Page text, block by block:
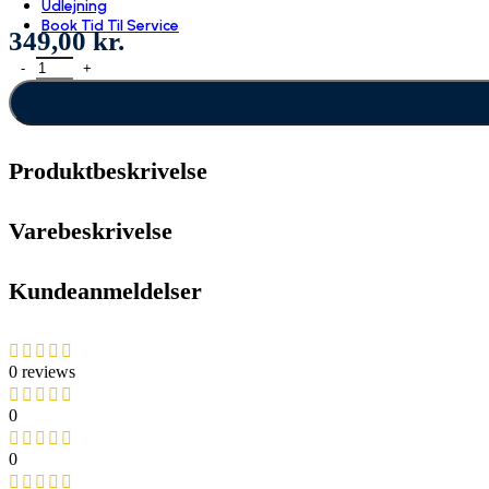
Udlejning
Book Tid Til Service
349,00kr.
Klapsæde inkl. Y-Sele antal
Produktbeskrivelse
Varebeskrivelse
Kundeanmeldelser
0 reviews
0
0